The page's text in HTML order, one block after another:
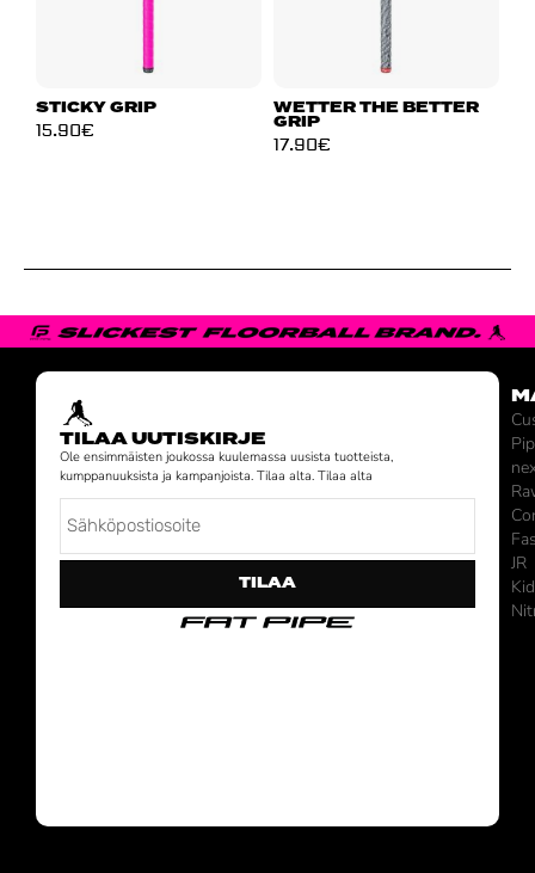
STICKY GRIP
15.90€
WETTER THE BETTER
GRIP
17.90€
TILAA UUTISKIRJE
Ole ensimmäisten joukossa kuulemassa uusista tuotteista,
kumppanuuksista ja kampanjoista. Tilaa alta. Tilaa alta
TILAA
JR